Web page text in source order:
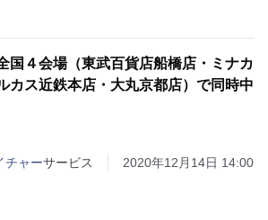
国４会場（東武百貨店船橋店・ミナカ
カス近鉄本店・大丸京都店）で同時中
チャーサービス 2020年12月14日 14:00